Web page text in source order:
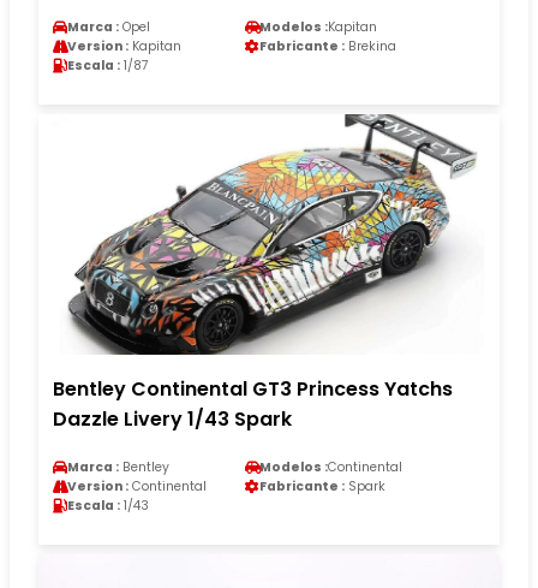
Marca : Opel Modelos :Kapitan
Version : Kapitan Fabricante : Brekina
Escala : 1/87
Bentley Continental GT3 Princess Yatchs
Dazzle Livery 1/43 Spark
Marca : Bentley Modelos :Continental
Version : Continental Fabricante : Spark
Escala : 1/43